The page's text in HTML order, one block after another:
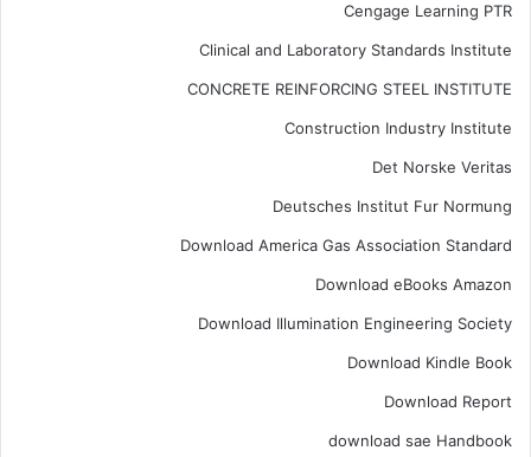
Cengage Learning PTR
Clinical and Laboratory Standards Institute
CONCRETE REINFORCING STEEL INSTITUTE
Construction Industry Institute
Det Norske Veritas
Deutsches Institut Fur Normung
Download America Gas Association Standard
Download eBooks Amazon
Download Illumination Engineering Society
Download Kindle Book
Download Report
download sae Handbook